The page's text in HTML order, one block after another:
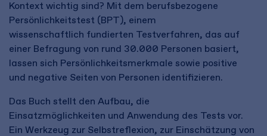
Kontext wichtig sind? Mit dem berufsbezogene
Persönlichkeitstest (BPT), einem
wissenschaftlich fundierten Testverfahren, das auf
einer Befragung von rund 30.000 Personen basiert,
lassen sich Persönlichkeitsmerkmale sowie positive
und negative Seiten von Personen identifizieren. ​
Das Buch stellt den Aufbau, die
Einsatzmöglichkeiten und Anwendung des Tests vor.
Ein Werkzeug zur Selbstreflexion, zur Einschätzung von